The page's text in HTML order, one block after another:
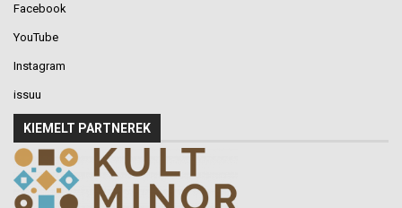
Facebook
YouTube
Instagram
issuu
KIEMELT PARTNEREK